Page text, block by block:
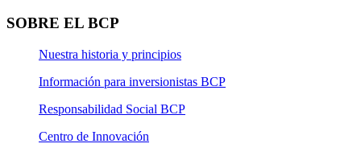
Solicitud de Rescate Programado
Solicitud de Suscripción
Solicitud de Suscripción Programada
SOBRE EL BCP
Nuestra historia y principios
Información para inversionistas BCP
Responsabilidad Social BCP
Centro de Innovación